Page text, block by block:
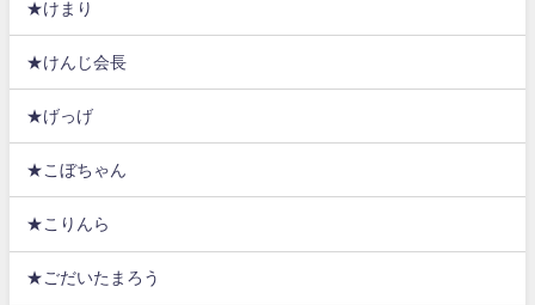
★けまり
★けんじ会長
★げっげ
★こぼちゃん
★こりんら
★ごだいたまろう